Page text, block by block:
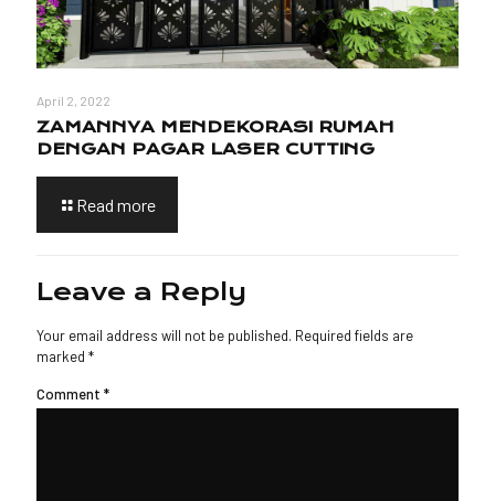
April 2, 2022
ZAMANNYA MENDEKORASI RUMAH
DENGAN PAGAR LASER CUTTING
Read more
Leave a Reply
Your email address will not be published. Required fields are
marked *
Comment *